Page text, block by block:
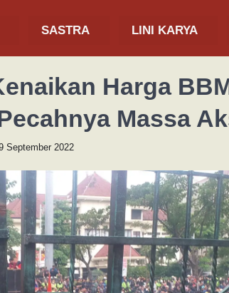
SASTRA LINI KARYA
Harga
Massa
September 2022